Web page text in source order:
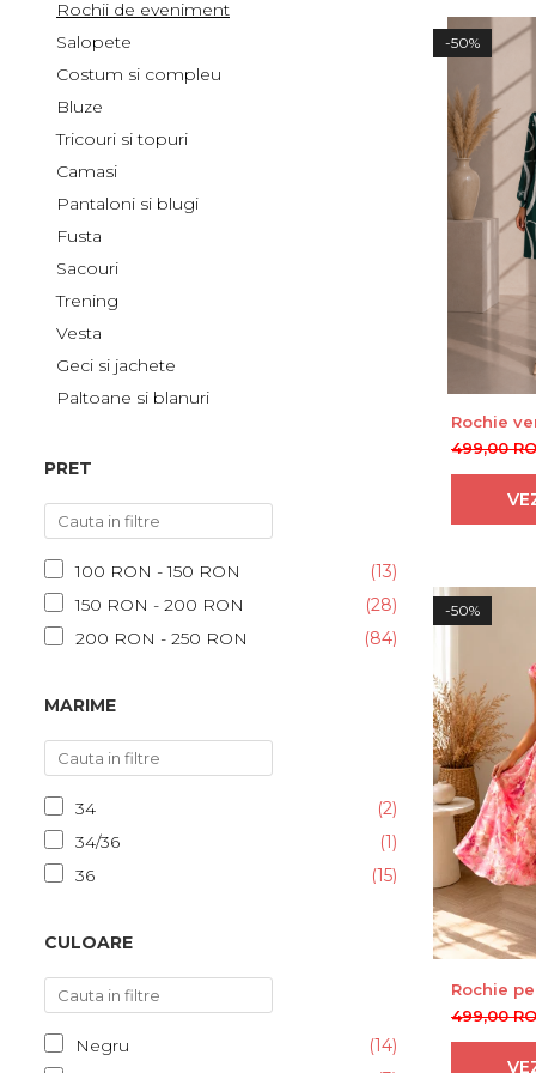
Tricouri si topuri
Rochii de eveniment
Rochii de eveniment
Salopete
Costum si compleu
Bluze
Tricouri si topuri
Camasi
Pantaloni si blugi
Fusta
Sacouri
Trening
Vesta
Geci si jachete
Paltoane si blanuri
PRET
100 RON - 150 RON
(13)
150 RON - 200 RON
(28)
200 RON - 250 RON
(84)
300 RON - 400 RON
400 RON - 500 RON
500 RON - 750 RON
750 RON - 1000 RON
(7)
MARIME
34
(2)
34/36
(1)
36
(15)
38/40
40
42
44
(27)
CULOARE
Negru
(14)
-50%
Rochie
cu dungi
499,00
-50%
Rochie
499,00